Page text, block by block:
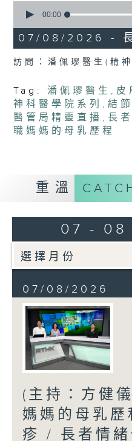
seconds
49
minutes,
seconds
00:00
07/08/2026 - 長
訪問：潘佩璆醫生(精
Tag: 潘佩璆醫生 ,皮
神科醫學院系列 ,結
醫管局精靈直播 ,長
職媽媽的母乳歷程
重溫
07 - 08
07/08/2026
(主持：方健
媽媽的母乳
疹 / 長者情緒